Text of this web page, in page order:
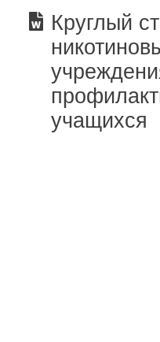
Круглый
учащихся